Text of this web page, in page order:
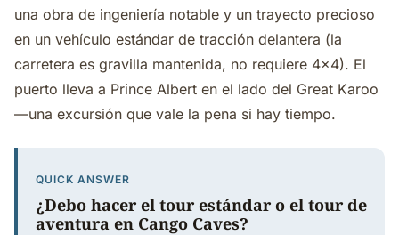
una obra de ingeniería notable y un trayecto precioso
en un vehículo estándar de tracción delantera (la
carretera es gravilla mantenida, no requiere 4x4). El
puerto lleva a Prince Albert en el lado del Great Karoo
—una excursión que vale la pena si hay tiempo.
QUICK ANSWER
¿Debo hacer el tour estándar o el tour de
aventura en Cango Caves?